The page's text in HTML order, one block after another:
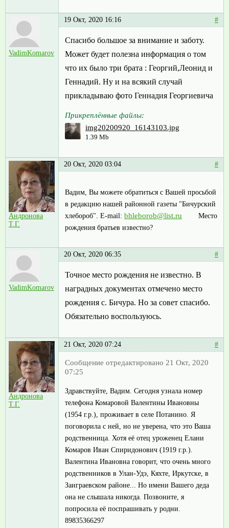
VadimKomarov
19 Окт, 2020 16:16 #
Спасибо большое за внимание и заботу.
Может будет полезна информация о том
что их было три брата : Георгий,Леонид и
Геннадий. Ну и на всякий случай
прикладываю фото Геннадия Георгиевича
Прикреплённые файлы:
img20200920_16143103.jpg
1.39 Mb
Андронова
Т.Г.
20 Окт, 2020 03:04 #
Вадим, Вы можете обратиться с Вашей просьбой
в редакцию нашей районной газеты "Бичурский
хлебороб". E-mail: bhleborob@list.ru Место
рождения братьев известно?
VadimKomarov
20 Окт, 2020 06:35 #
Точное место рождения не известно. В
наградных документах отмечено место
рождения с. Бичура. Но за совет спасибо.
Обязательно воспользуюсь.
Андронова
Т.Г.
21 Окт, 2020 07:24 #
Сообщение отредактировано 21 Окт, 2020
07:25
Здравствуйте, Вадим. Сегодня узнала номер
телефона Комаровой Валентины Ивановны
(1954 г.р.), проживает в селе Потанино. Я
поговорила с ней, но не уверена, что это Ваша
родственница. Хотя её отец уроженец Елани
Комаров Иван Спиридонович (1919 г.р.).
Валентина Ивановна говорит, что очень много
родственников в Улан-Удэ, Кяхте, Иркутске, в
Заиграевском районе... Но имени Вашего деда
она не слышала никогда. Позвоните, я
попросила её поспрашивать у родни.
89835366297